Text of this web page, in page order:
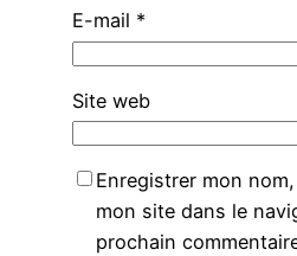
E-mail *
Site web
Enregistrer mon
mon site dans le
prochain